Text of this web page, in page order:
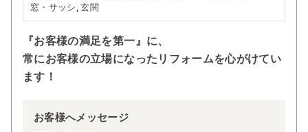
窓・サッシ, 玄関
『お客様の満足を第一』に、
常にお客様の立場になったリフォームを心がけてい
ます！
お客様へメッセージ